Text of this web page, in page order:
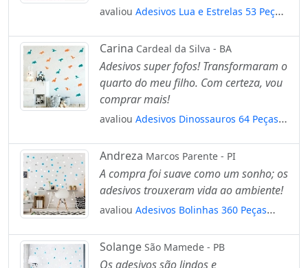
avaliou Adesivos Lua e Estrelas 53 Peças
Mod:586
Carina Cardeal da Silva - BA
Adesivos super fofos! Transformaram o
quarto do meu filho. Com certeza, vou
comprar mais!
avaliou Adesivos Dinossauros 64 Peças
Mod:441
Andreza Marcos Parente - PI
A compra foi suave como um sonho; os
adesivos trouxeram vida ao ambiente!
avaliou Adesivos Bolinhas 360 Peças
Mod:296
Solange São Mamede - PB
Os adesivos são lindos e